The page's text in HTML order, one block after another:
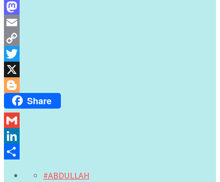
Facebook
Mastodon
Email
Copy
Link
Twitter
X
BloggerShare
Gmail
LinkedIn
#ABDULLAH